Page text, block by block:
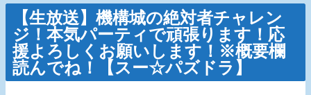
【生放送】機構城の絶対者チャレン
ジ！本気パーティで頑張ります！応
援よろしくお願いします！※概要欄
読んでね！【スー☆パズドラ】